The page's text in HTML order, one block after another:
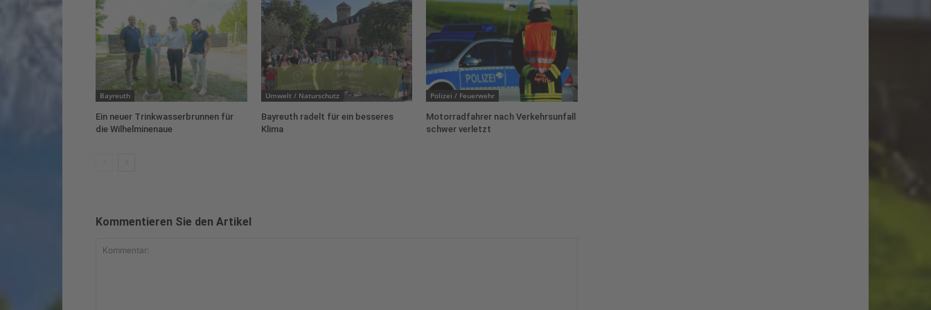
Bayreuth
Ein neuer Trinkwasserbrunnen für
die Wilhelminenaue
Umwelt / Naturschutz
Bayreuth radelt für ein besseres
Klima
Polizei / Feuerwehr
Motorradfahrer nach Verkehrsunfall
schwer verletzt
Kommentieren Sie den Artikel